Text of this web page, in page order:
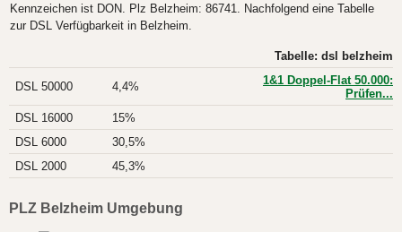
Kennzeichen ist DON. Plz Belzheim: 86741. Nachfolgend eine Tabelle
zur DSL Verfügbarkeit in Belzheim.
Tabelle: dsl belzheim
DSL 50000 4,4%
1&1 Doppel-Flat 50.000:
Prüfen...
DSL 16000
15%
DSL 6000
30,5%
DSL 2000
45,3%
PLZ Belzheim Umgebung